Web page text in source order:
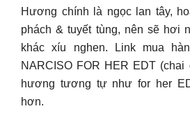
Hương chính là ngọc lan tây,
phách & tuyết tùng, nên sẽ hơi
khác xíu nghen. Link mua
NARCISO FOR HER EDT
hương tương tự như for her
hơn.